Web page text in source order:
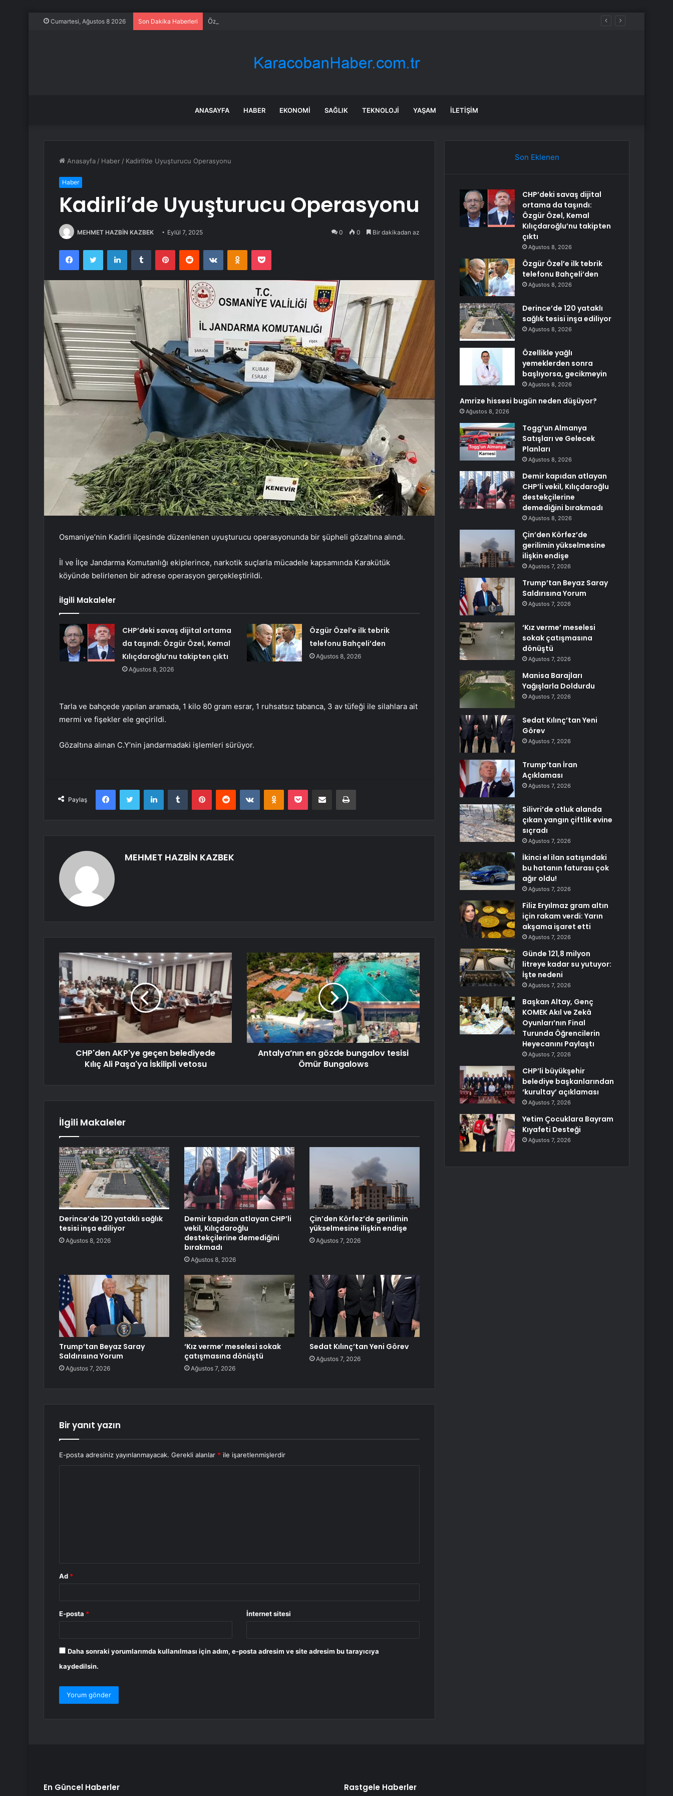
Cumartesi, Ağustos 8 2026 Son Dakika Haberleri Özgür Özel’e ilk tebrik telefonu Bahçeli’den
ANASAYFA HABER EKONOMI SAĞLIK TEKNOLOJI YAŞAM İLETIŞIM
Anasayfa / Haber / Kadirli’de Uyuşturucu Operasyonu
Haber
Kadirli’de Uyuşturucu Operasyonu
MEHMET HAZBİN KAZBEK Eylül 7, 2025 0 0 Bir dakikadan az
FacebookTwitter LinkedInTumblr PinterestReddit VKontakteOdnoklassniki
Pocket
Osmaniye’nin Kadirli ilçesinde düzenlenen uyuşturucu operasyonunda bir şüpheli gözaltına alındı.
İl ve İlçe Jandarma Komutanlığı ekiplerince, narkotik suçlarla mücadele kapsamında Karakütük
köyünde belirlenen bir adrese operasyon gerçekleştirildi.
İlgili Makaleler
CHP’deki savaş dijital ortama
da taşındı: Özgür Özel, Kemal
Kılıçdaroğlu’nu takipten çıktı
Ağustos 8, 2026
Özgür Özel’e ilk tebrik
telefonu Bahçeli’den
Ağustos 8, 2026
Tarla ve bahçede yapılan aramada, 1 kilo 80 gram esrar, 1 ruhsatsız tabanca, 3 av tüfeği ile silahlara ait
mermi ve fişekler ele geçirildi.
Gözaltına alınan C.Y’nin jandarmadaki işlemleri sürüyor.
Paylaş
FacebookTwitter LinkedInTumblr PinterestReddit VKontakteOdnoklassniki
Pocket E-Posta ile paylaş Yazdır
MEHMET HAZBİN KAZBEK
CHP'den AKP'ye geçen belediyede
Kılıç Ali Paşa'ya İskilipli vetosu
Antalya’nın en gözde bungalov tesisi
Ömür Bungalows
İlgili Makaleler
Derince’de 120 yataklı sağlık
tesisi inşa ediliyor
Ağustos 8, 2026
Demir kapıdan atlayan CHP’li
vekil, Kılıçdaroğlu
destekçilerine demediğini
bırakmadı
Ağustos 8, 2026
Çin’den Körfez’de gerilimin
yükselmesine ilişkin endişe
Ağustos 7, 2026
Trump’tan Beyaz Saray
Saldırısına Yorum
Ağustos 7, 2026
‘Kız verme’ meselesi sokak
çatışmasına dönüştü
Ağustos 7, 2026
Sedat Kılınç’tan Yeni Görev
Ağustos 7, 2026
Bir yanıt yazın
E-posta adresiniz yayınlanmayacak. Gerekli alanlar * ile işaretlenmişlerdir
Ad *
E-posta * İnternet sitesi
Daha sonraki yorumlarımda kullanılması için adım, e-posta adresim ve site adresim bu tarayıcıya
kaydedilsin.
Son Eklenen
CHP’deki savaş dijital
ortama da taşındı:
Özgür Özel, Kemal
Kılıçdaroğlu’nu takipten
çıktı
Ağustos 8, 2026
Özgür Özel’e ilk tebrik
telefonu Bahçeli’den
Ağustos 8, 2026
Derince’de 120 yataklı
sağlık tesisi inşa ediliyor
Ağustos 8, 2026
Özellikle yağlı
yemeklerden sonra
başlıyorsa, gecikmeyin
Ağustos 8, 2026
Amrize hissesi bugün neden düşüyor?
Ağustos 8, 2026
Togg’un Almanya
Satışları ve Gelecek
Planları
Ağustos 8, 2026
Demir kapıdan atlayan
CHP’li vekil, Kılıçdaroğlu
destekçilerine
demediğini bırakmadı
Ağustos 8, 2026
Çin’den Körfez’de
gerilimin yükselmesine
ilişkin endişe
Ağustos 7, 2026
Trump’tan Beyaz Saray
Saldırısına Yorum
Ağustos 7, 2026
‘Kız verme’ meselesi
sokak çatışmasına
dönüştü
Ağustos 7, 2026
Manisa Barajları
Yağışlarla Doldurdu
Ağustos 7, 2026
Sedat Kılınç’tan Yeni
Görev
Ağustos 7, 2026
Trump’tan İran
Açıklaması
Ağustos 7, 2026
Silivri’de otluk alanda
çıkan yangın çiftlik evine
sıçradı
Ağustos 7, 2026
İkinci el ilan satışındaki
bu hatanın faturası çok
ağır oldu!
Ağustos 7, 2026
Filiz Eryılmaz gram altın
için rakam verdi: Yarın
akşama işaret etti
Ağustos 7, 2026
Günde 121,8 milyon
litreye kadar su yutuyor:
İşte nedeni
Ağustos 7, 2026
Başkan Altay, Genç
KOMEK Akıl ve Zekâ
Oyunları’nın Final
Turunda Öğrencilerin
Heyecanını Paylaştı
Ağustos 7, 2026
CHP’li büyükşehir
belediye başkanlarından
‘kurultay’ açıklaması
Ağustos 7, 2026
Yetim Çocuklara Bayram
Kıyafeti Desteği
Ağustos 7, 2026
En Güncel Haberler Rastgele Haberler